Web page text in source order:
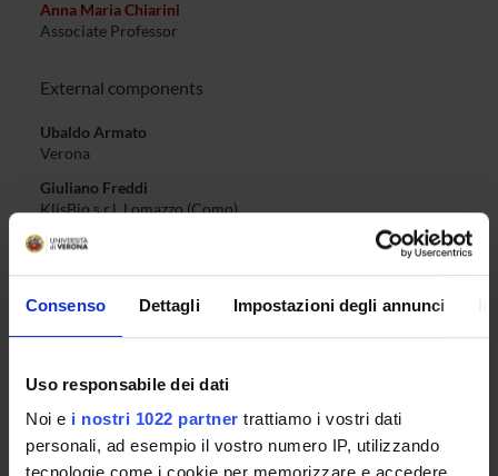
Consenso Dettagli Impostazioni degli annunci
Uso responsabile dei dati
Noi e i nostri 1022 partner trattiamo i vostri dati
personali, ad esempio il vostro numero IP, utilizzando
Anna Maria Chiarini
Associate Professor
External components
Ubaldo Armato
Verona
Giuliano Freddi
KlisBio s.r.l. Lomazzo (Como)
Andrea Pilloni
Tianhua Zhang
University of Medicine and Pharmacy, Cluj Napoca, Romania
Meifang Li
Shenzhen